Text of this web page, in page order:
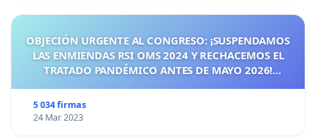
OBJECIÓN URGENTE AL CONGRESO: ¡SUSPENDAMOS
LAS ENMIENDAS RSI OMS 2024 Y RECHACEMOS EL
TRATADO PANDÉMICO ANTES DE MAYO 2026!
5 034 firmas
24 Mar 2023